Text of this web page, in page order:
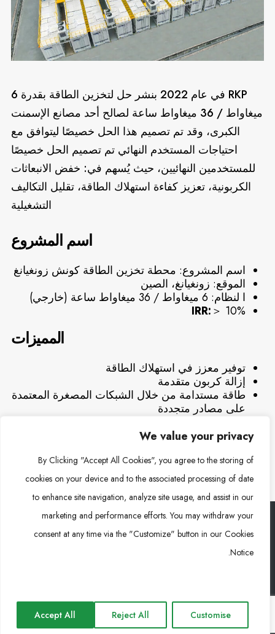
We value your privacy
By Clicking "Accept All Cookies", you agree to the storing of
cookies on your device and to the associated processing of date
to enhance site navigation, analyze site usage, and assist in our
marketing and performance efforts. You may withdraw your
consent at any time via the "Customize" button in our Cookies
Notice.
Customise
Reject All
Accept All
RKP في عام 2022 بنشر حل لتخزين الطاقة بقدرة 6
ميغاواط / 36 ميغاواط ساعة لصالح أحد مصانع الإسمنت
الكبرى، وقد تم تصميم هذا الحل خصيصًا ليتوافق مع
احتياجات المستخدم النهائي تم تصميم الحل خصيصًا
للمستخدمين النهائيين، حيث يُسهم في: خفض الانبعاثات
الكربونية، تعزيز كفاءة استهلاك الطاقة، تقليل التكاليف
التشغيلية
اسم المشروع
اسم المشروع: محطة تخزين الطاقة كونش زونغيانغ
الموقع: زونغيانغ، الصين
ا لنظام: 6 ميغاواط / 36 ميغاواط ساعة (خارجي)
IRR:＞ 10%
المميزات
توفير معزز في استهلاك الطاقة
إزالة كربون متقدمة
طاقة مستدامة من خلال الشبكات المصغرة المعتمدة
على مصادر متجددة
الاستخدام الفعّال للمساحات المحدودة من الأراضي